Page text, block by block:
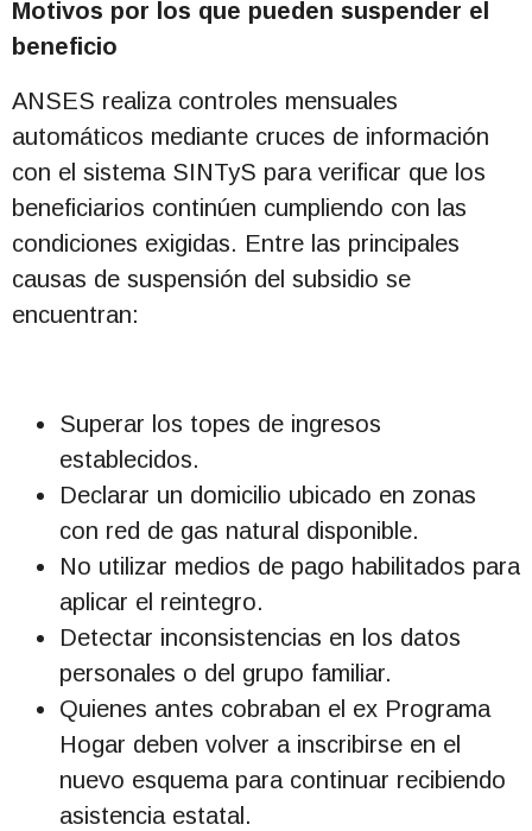
Motivos por los que pueden suspender el
beneficio
ANSES realiza controles mensuales
automáticos mediante cruces de información
con el sistema SINTyS para verificar que los
beneficiarios continúen cumpliendo con las
condiciones exigidas. Entre las principales
causas de suspensión del subsidio se
encuentran:
Superar los topes de ingresos
establecidos.
Declarar un domicilio ubicado en zonas
con red de gas natural disponible.
No utilizar medios de pago habilitados para
aplicar el reintegro.
Detectar inconsistencias en los datos
personales o del grupo familiar.
Quienes antes cobraban el ex Programa
Hogar deben volver a inscribirse en el
nuevo esquema para continuar recibiendo
asistencia estatal.